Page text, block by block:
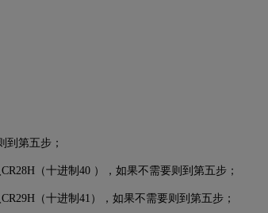
第五步；
（十进制40 ），如果不需要则到第五步；
（十进制41），如果不需要则到第五步；